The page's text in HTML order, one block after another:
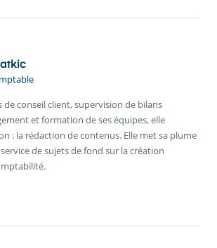
de conseil client, supervision de bilans
et formation de ses équipes, elle
: la rédaction de contenus. Elle met sa plume
de sujets de fond sur la création